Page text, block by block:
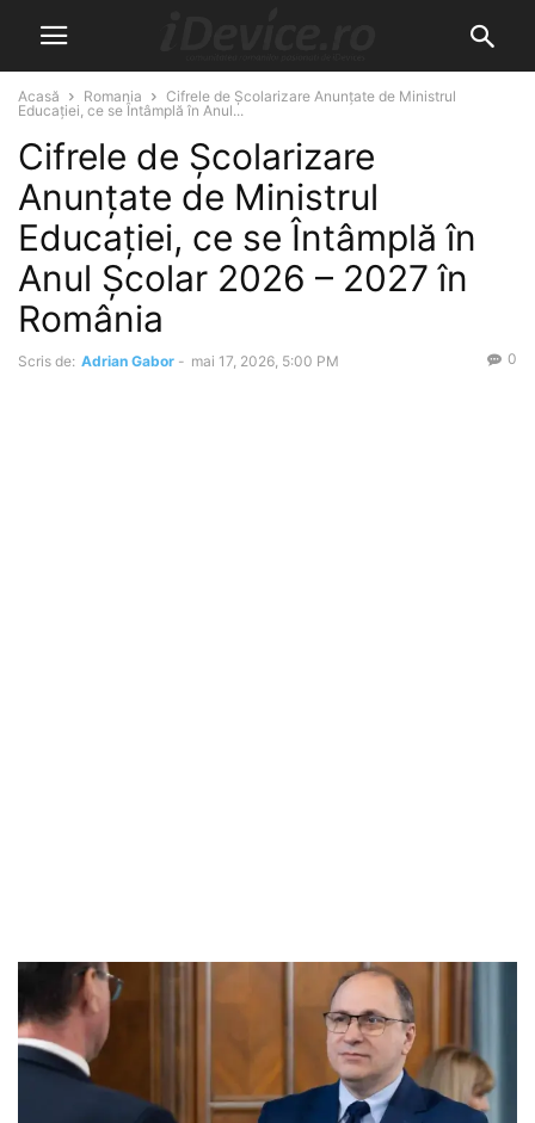
Acasă Romania
Cifrele de Școlarizare Anunțate de Ministrul
Educației, ce se Întâmplă în Anul...
Cifrele de Școlarizare
Anunțate de Ministrul
Educației, ce se Întâmplă în
Anul Școlar 2026 – 2027 în
România
Scris de: Adrian Gabor - mai 17, 2026, 5:00 PM 0